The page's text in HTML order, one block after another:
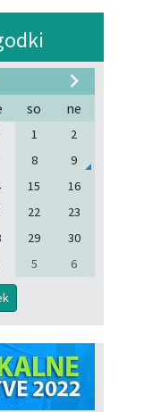
so ne
1
2
8
9
15
16
22
23
29
30
5 6